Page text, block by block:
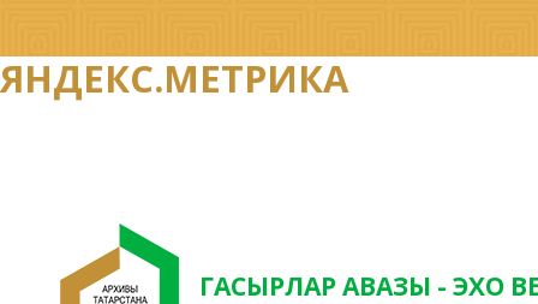
ЯНДЕКС.МЕТРИКА
ГАСЫРЛАР АВАЗЫ - ЭХО